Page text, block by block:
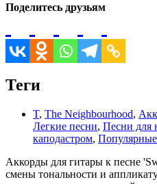
Поделитесь друзьям
Теги
T, The Neighbourhood,
Легкие песни, Песни для
каподастром,
Аккорды для гитары к песне
смены тональности и